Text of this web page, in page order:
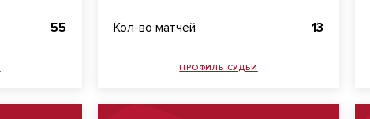
55 Кол-во матчей 13
ПРОФИЛЬ СУДЬИ